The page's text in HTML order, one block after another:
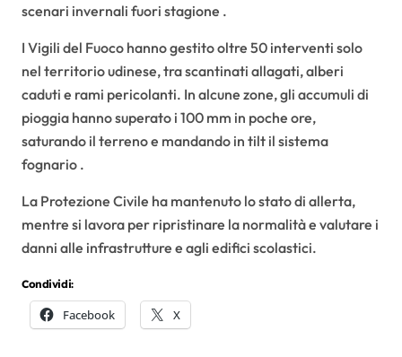
scenari invernali fuori stagione .
I Vigili del Fuoco hanno gestito oltre 50 interventi solo
nel territorio udinese, tra scantinati allagati, alberi
caduti e rami pericolanti. In alcune zone, gli accumuli di
pioggia hanno superato i 100 mm in poche ore,
saturando il terreno e mandando in tilt il sistema
fognario .
La Protezione Civile ha mantenuto lo stato di allerta,
mentre si lavora per ripristinare la normalità e valutare i
danni alle infrastrutture e agli edifici scolastici.
Condividi:
Facebook X